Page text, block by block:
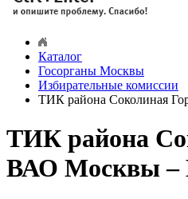
Каталог
Госорганы Москвы
Избирательные комиссии
ТИК района Соколиная
ТИК района
ВАО Москвы –